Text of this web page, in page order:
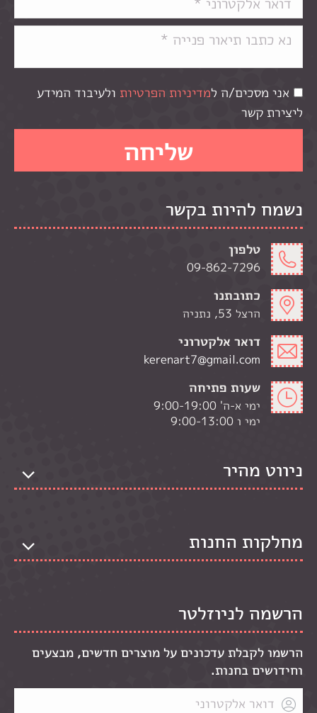
אני מסכים/ה למדיניות הפרטיות ולעיבוד המידע
ליצירת קשר
נשמח להיות בקשר
טלפון
09-862-7296
כתובתנו
הרצל 53, נתניה
דואר אלקטרוני
kerenart7@gmail.com
שעות פתיחה
ימי א-ה' 9:00-19:00
ימי ו 9:00-13:00
ניווט מהיר
מחלקות החנות
הרשמה לניוזלטר
הרשמו לקבלת עדכונים על מוצרים חדשים, מבצעים
וחידושים בחנות.